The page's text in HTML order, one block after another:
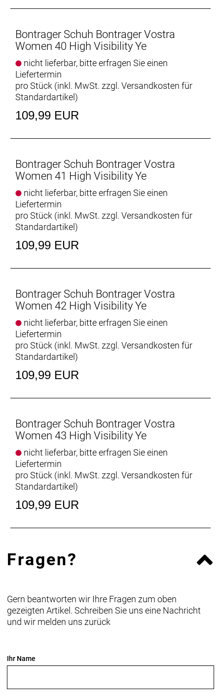
Bontrager Schuh Bontrager Vostra
Women 40 High Visibility Ye
nicht lieferbar, bitte erfragen Sie einen
Liefertermin
pro Stück (inkl. MwSt. zzgl. Versandkosten für
Standardartikel)
109,99 EUR
Bontrager Schuh Bontrager Vostra
Women 41 High Visibility Ye
nicht lieferbar, bitte erfragen Sie einen
Liefertermin
pro Stück (inkl. MwSt. zzgl. Versandkosten für
Standardartikel)
109,99 EUR
Bontrager Schuh Bontrager Vostra
Women 42 High Visibility Ye
nicht lieferbar, bitte erfragen Sie einen
Liefertermin
pro Stück (inkl. MwSt. zzgl. Versandkosten für
Standardartikel)
109,99 EUR
Bontrager Schuh Bontrager Vostra
Women 43 High Visibility Ye
nicht lieferbar, bitte erfragen Sie einen
Liefertermin
pro Stück (inkl. MwSt. zzgl. Versandkosten für
Standardartikel)
109,99 EUR
Fragen?
Gern beantworten wir Ihre Fragen zum oben
gezeigten Artikel. Schreiben Sie uns eine Nachricht
und wir melden uns zurück
Ihr Name